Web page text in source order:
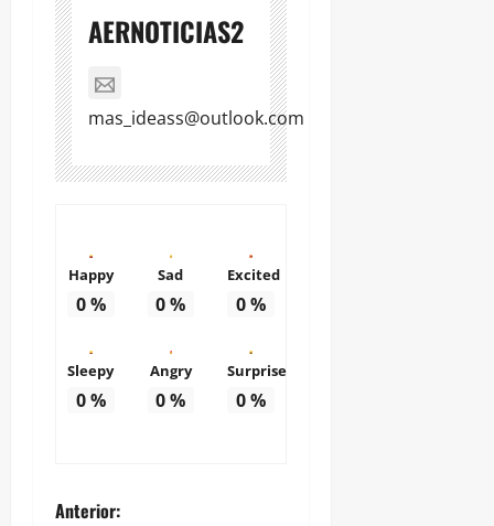
AERNOTICIAS2
mas_ideass@outlook.com
Happy
0%
Sad
0%
Excited
0%
Sleepy
0%
Angry
0%
Surprise
0%
Anterior: